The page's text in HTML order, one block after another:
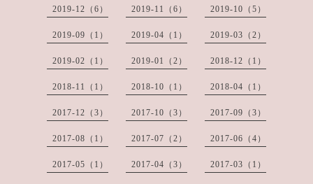
2019-12（6） 2019-11（6） 2019-10（5）
2019-09（1） 2019-04（1） 2019-03（2）
2019-02（1） 2019-01（2） 2018-12（1）
2018-11（1） 2018-10（1） 2018-04（1）
2017-12（3） 2017-10（3） 2017-09（3）
2017-08（1） 2017-07（2） 2017-06（4）
2017-05（1） 2017-04（3） 2017-03（1）